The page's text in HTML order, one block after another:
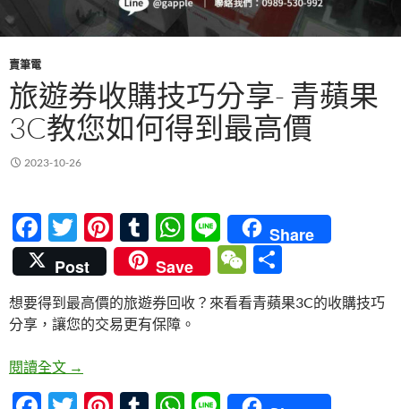
賣筆電
旅遊券收購技巧分享- 青蘋果
3C教您如何得到最高價
2023-10-26
F
ac
e
b
o
o
k
T
w
itt
er
Pi
nt
er
es
t
T
u
m
bl
r
W
h
at
s
p
Li
n
e
Share
Post
Save
W
e
C
享
想要得到最高價的旅遊券回收？來看看青蘋果3C的收購技巧
分享，讓您的交易更有保障。
閱讀全文 旅遊券收購技巧分享- 青蘋果3C教您如何得到最高價
→